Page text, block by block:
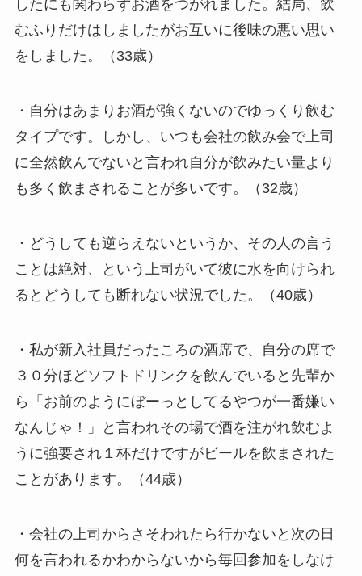
したにも関わらずお酒をつがれました。結局、飲
むふりだけはしましたがお互いに後味の悪い思い
をしました。（33歳）
・自分はあまりお酒が強くないのでゆっくり飲む
タイプです。しかし、いつも会社の飲み会で上司
に全然飲んでないと言われ自分が飲みたい量より
も多く飲まされることが多いです。（32歳）
・どうしても逆らえないというか、その人の言う
ことは絶対、という上司がいて彼に水を向けられ
るとどうしても断れない状況でした。（40歳）
・私が新入社員だったころの酒席で、自分の席で
３０分ほどソフトドリンクを飲んでいると先輩か
ら「お前のようにぼーっとしてるやつが一番嫌い
なんじゃ！」と言われその場で酒を注がれ飲むよ
うに強要され１杯だけですがビールを飲まされた
ことがあります。（44歳）
・会社の上司からさそわれたら行かないと次の日
何を言われるかわからないから毎回参加をしなけ